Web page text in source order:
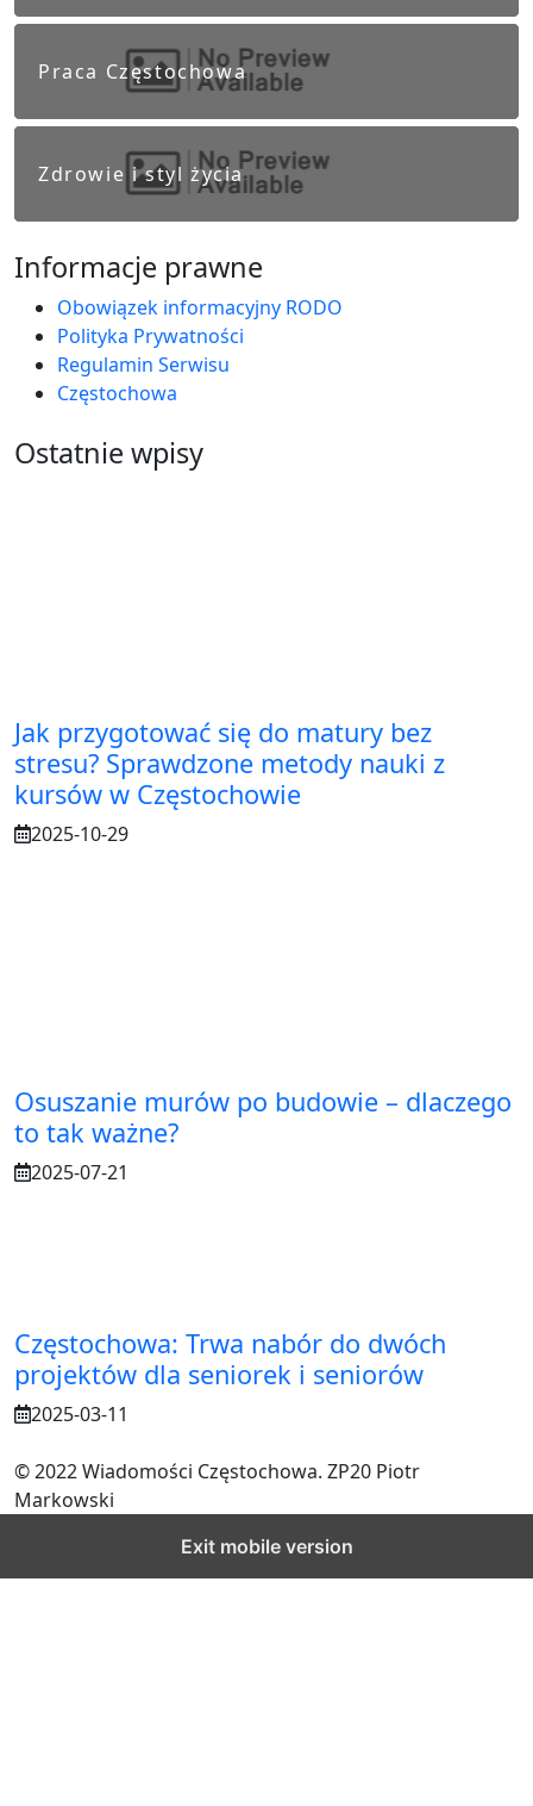
Praca Częstochowa
Zdrowie i styl życia
Informacje prawne
Obowiązek informacyjny RODO
Polityka Prywatności
Regulamin Serwisu
Częstochowa
Ostatnie wpisy
Jak przygotować się do matury bez
stresu? Sprawdzone metody nauki z
kursów w Częstochowie
2025-10-29
Osuszanie murów po budowie – dlaczego
to tak ważne?
2025-07-21
Częstochowa: Trwa nabór do dwóch
projektów dla seniorek i seniorów
2025-03-11
© 2022 Wiadomości Częstochowa. ZP20 Piotr
Markowski
Exit mobile version